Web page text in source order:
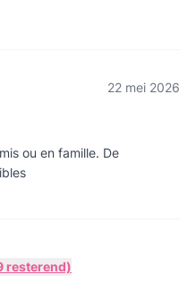
22 mei 2026
ou en famille. De
resterend)